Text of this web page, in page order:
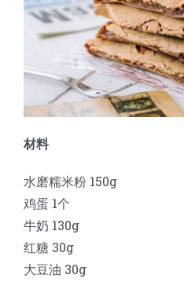
蛋糕切片机
三角蛋糕切割机
块状奶酪切片
条状奶酪切片
挤出奶酪切片
披萨切割机
三明治切割机
寿司切割机
面团
常温面团切割
冷冻面团切割
糕点/糖果
牛轧糖切割
谷物棒切割
宠物食品
人才招聘
联系我们
材料
水磨糯米粉 150g
鸡蛋 1个
牛奶 130g
红糖 30g
大豆油 30g